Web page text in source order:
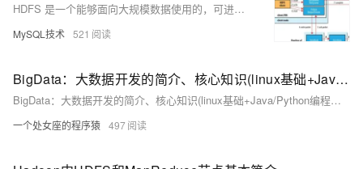
HDFS 是一个能够面向大规模数据使用的，可进行扩展的文件存储与传递系统。是一种允许文件通过网络在多台主机上分享的文件系统，可让多机器上的多用户分享文件和 存储空间。让实际上是通过网络来访问文件的动作，由程序与用户看来，就像是访问本地的磁盘一般。即使系统中有某些节点脱机，整体来说系统仍然可以持续运作 而不会有数据损失。
MySQL技术 521
BigData：大数据开发的简介、核心知识(linux基础+Java/Python编程语言+Hadoop{HDFS、HBase、Hive}+Docker)、经典场景应用之详细攻略
BigData：大数据开发的简介、核心知识(linux基础+Java/Python编程语言+Hadoop{HDFS、HBase、Hive}+Docker)、经典场景应用之详细攻略
一个处女座的程序猿 497